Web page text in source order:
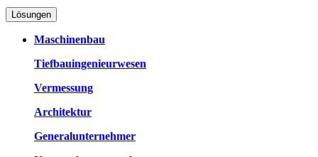
Lösungen
Maschinenbau
Tiefbauingenieurwesen
Vermessung
Architektur
Generalunternehmer